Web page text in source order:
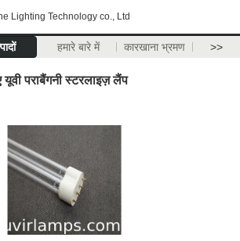
Lighting Technology co., Ltd
हमारे बारे में कारखाना भ्रमण >>
पराबैंगनी स्टरलाइज़ लैंप